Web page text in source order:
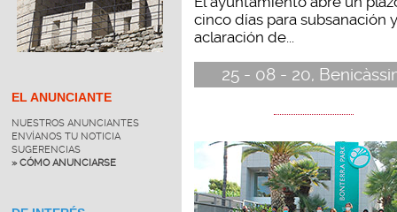
EL ANUNCIANTE
NUESTROS ANUNCIANTES
ENVÍANOS TU NOTICIA
SUGERENCIAS
» CÓMO ANUNCIARSE
cinco días para subsanación y
aclaración de...
25 - 08 - 20,